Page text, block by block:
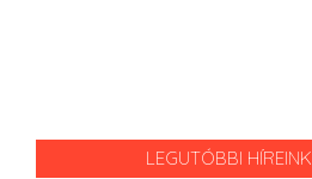
LEGUTÓBBI HÍREINK